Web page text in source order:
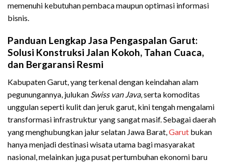
memenuhi kebutuhan pembaca maupun optimasi informasi
bisnis.
Panduan Lengkap Jasa Pengaspalan Garut:
Solusi Konstruksi Jalan Kokoh, Tahan Cuaca,
dan Bergaransi Resmi
Kabupaten Garut, yang terkenal dengan keindahan alam
pegunungannya, julukan Swiss van Java, serta komoditas
unggulan seperti kulit dan jeruk garut, kini tengah mengalami
transformasi infrastruktur yang sangat masif. Sebagai daerah
yang menghubungkan jalur selatan Jawa Barat,Garut bukan
hanya menjadi destinasi wisata utama bagi masyarakat
nasional, melainkan juga pusat pertumbuhan ekonomi baru